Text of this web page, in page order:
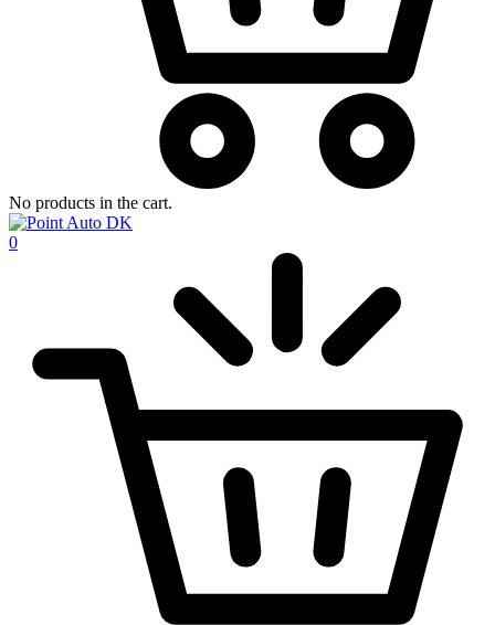
No products in the cart.
0